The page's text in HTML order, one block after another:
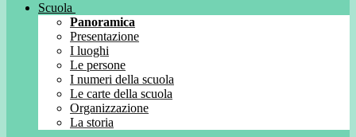
Scuola
Panoramica
Presentazione
I luoghi
Le persone
I numeri della scuola
Le carte della scuola
Organizzazione
La storia